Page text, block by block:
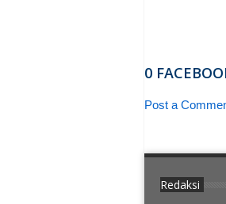
0
Post a
Redaksi